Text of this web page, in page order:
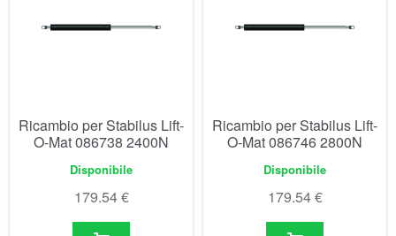
Ricambio per Stabilus Lift-
O-Mat 086738 2400N
Disponibile
179.54€
Ricambio per Stabilus Lift-
O-Mat 086746 2800N
Disponibile
179.54€